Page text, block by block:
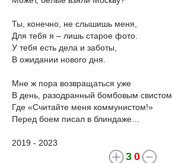
Ты, конечно, не слышишь меня,
Для тебя я – лишь старое фото.
У тебя есть дела и заботы,
В ожидании нового дня.
Мне ж пора возвращаться уже
В день, разодранный бомбовым свистом,
Где «Считайте меня коммунистом!»
Перед боем писал в блиндаже…
2019 - 2023
3 0